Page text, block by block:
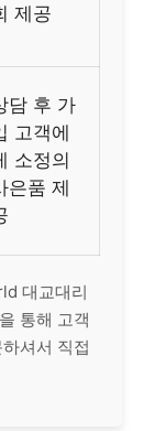
제공
담 후 가
고객에
소정의
은품 제
대교대리
통해 고객
셔서 직접